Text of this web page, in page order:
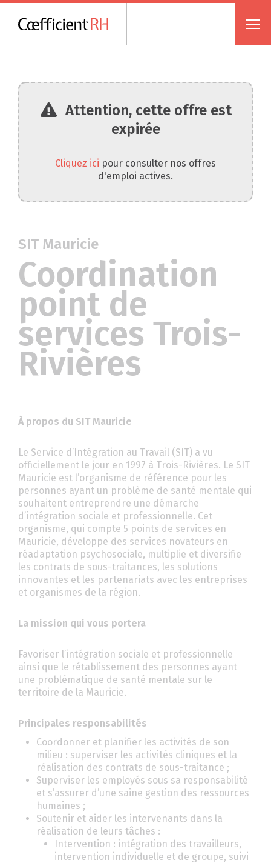
Attention, cette offre est
expirée
Cliquez ici pour consulter nos offres
d'emploi actives.
SIT Mauricie
Coordination
point de
services Trois-
Rivières
À propos du SIT Mauricie
Le Service d’Intégration au Travail (SIT) a vu
officiellement le jour en 1997 à Trois-Rivières. Le SIT
Mauricie est l’organisme de référence pour les
personnes ayant un problème de santé mentale qui
souhaitent entreprendre une démarche
d’intégration sociale et professionnelle. Cet
organisme, qui compte 5 points de services en
Mauricie, développe des services novateurs en
réadaptation psychosociale, multiplie et diversifie
les contrats de sous-traitances, les solutions
innovantes et les partenariats avec les entreprises
et organismes de la région.
La mission qui vous portera
Favoriser l’intégration sociale et professionnelle
ainsi que le rétablissement des personnes ayant
une problématique de santé mentale sur le
territoire de la Mauricie.
Principales responsabilités
Coordonner et planifier les activités de son
milieu : superviser les activités cliniques et la
réalisation des contrats de sous-traitance ;
Superviser les employés sous sa responsabilité
et s’assurer d’une saine gestion des ressources
humaines ;
Soutenir et aider les intervenants dans la
réalisation de leurs tâches :
Intervention : intégration des travailleurs,
intervention individuelle et de groupe, suivi